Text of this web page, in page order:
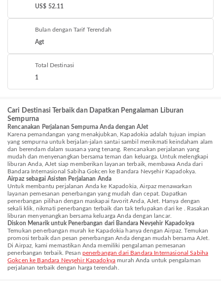
US$ 52.11
Bulan dengan Tarif Terendah
Agt
Total Destinasi
1
Cari Destinasi Terbaik dan Dapatkan Pengalaman Liburan
Sempurna
Rencanakan Perjalanan Sempurna Anda dengan AJet
Karena pemandangan yang menakjubkan, Kapadokia adalah tujuan impian
yang sempurna untuk berjalan-jalan santai sambil menikmati keindaham alam
dan berendam dalam suasana yang tenang. Rencanakan perjalanan yang
mudah dan menyenangkan bersama teman dan keluarga. Untuk melengkapi
liburan Anda, AJet siap memberikan layanan terbaik, membawa Anda dari
Bandara Internasional Sabiha Gokcen ke Bandara Nevşehir Kapadokya.
Airpaz sebagai Asisten Perjalanan Anda
Untuk membantu perjalanan Anda ke Kapadokia, Airpaz menawarkan
layanan pemesanan penerbangan yang mudah dan cepat. Dapatkan
penerbangan pilihan dengan maskapai favorit Anda, AJet. Hanya dengan
sekali klik, nikmati penerbangan terbaik dan tak terlupakan dari ke . Rasakan
liburan menyenangkan bersama keluarga Anda dengan lancar.
Diskon Menarik untuk Penerbangan dari Bandara Nevşehir Kapadokya
Temukan penerbangan murah ke Kapadokia hanya dengan Airpaz. Temukan
promosi terbaik dan pesan penerbangan Anda dengan mudah bersama AJet.
Di Airpaz, kami memastikan Anda memiliki pengalaman pemesanan
penerbangan terbaik. Pesan penerbangan dari Bandara Internasional Sabiha
Gokcen ke Bandara Nevşehir Kapadokya murah Anda untuk pengalaman
perjalanan terbaik dengan harga terendah.